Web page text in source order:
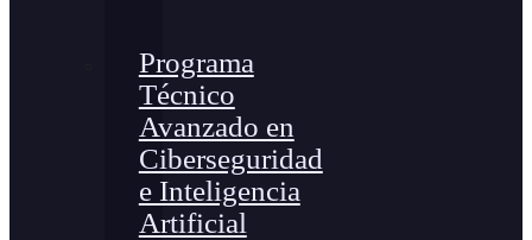
Programa
Técnico
Avanzado en
Ciberseguridad
e Inteligencia
Artificial